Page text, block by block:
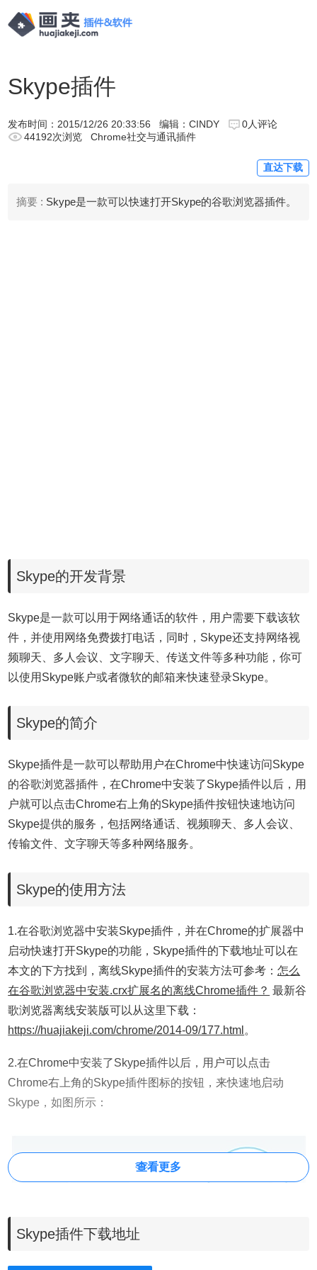
Skype插件
发布时间： 2015/12/26 20:33:56 编辑：CINDY
0人评论
44192次浏览
Chrome社交与通讯插件
直达下载
摘要 : Skype是一款可以快速打开Skype的谷歌浏览器插件。
Skype的开发背景
Skype是一款可以用于网络通话的软件，用户需要下载该软
件，并使用网络免费拨打电话，同时，Skype还支持网络视
频聊天、多人会议、文字聊天、传送文件等多种功能，你可
以使用Skype账户或者微软的邮箱来快速登录Skype。
Skype的简介
Skype插件是一款可以帮助用户在Chrome中快速访问Skype
的谷歌浏览器插件，在Chrome中安装了Skype插件以后，用
户就可以点击Chrome右上角的Skype插件按钮快速地访问
Skype提供的服务，包括网络通话、视频聊天、多人会议、
传输文件、文字聊天等多种网络服务。
Skype的使用方法
1.在谷歌浏览器中安装Skype插件，并在Chrome的扩展器中
启动快速打开Skype的功能，Skype插件的下载地址可以在
本文的下方找到，离线Skype插件的安装方法可参考：怎么
在谷歌浏览器中安装.crx扩展名的离线Chrome插件？ 最新谷
歌浏览器离线安装版可以从这里下载：
https://huajiakeji.com/chrome/2014-09/177.html 。
2.在Chrome中安装了Skype插件以后，用户可以点击
Chrome右上角的Skype插件图标的按钮，来快速地启动
Skype，如图所示：
查看更多
Skype插件下载地址